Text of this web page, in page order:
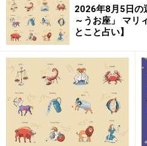
て。
＞【12星座別】あなた今週の
8位：おひつじ座／牡
19日生まれ）
2026年8月5日の
～うお座」 マリ
とこと占い】